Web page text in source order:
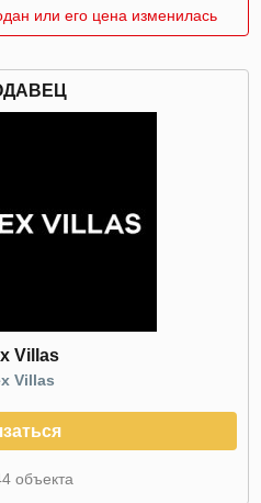
или его цена изменилась
Villas
Villas
объекта